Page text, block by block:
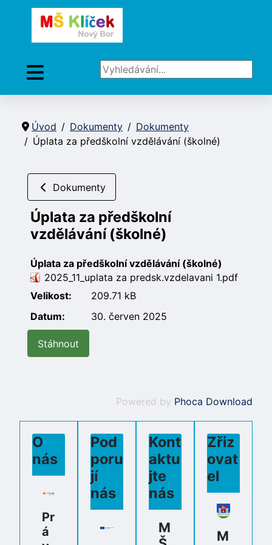
Vyhledávání...
Úvod Dokumenty
Dokumenty
Úplata za předškolní vzdělávání (školné)
Dokumenty
Úplata za předškolní
vzdělávání (školné)
Úplata za předškolní vzdělávání (školné)
2025_11_uplata za predsk.vzdelavani 1.pdf
Velikost:
209.71 kB
Datum:
30. červen 2025
Powered by Phoca Download
O
nás
Pr
á
Pod
poru
jí
nás
Kont
aktu
jte
nás
M
Zřiz
ovat
el
M